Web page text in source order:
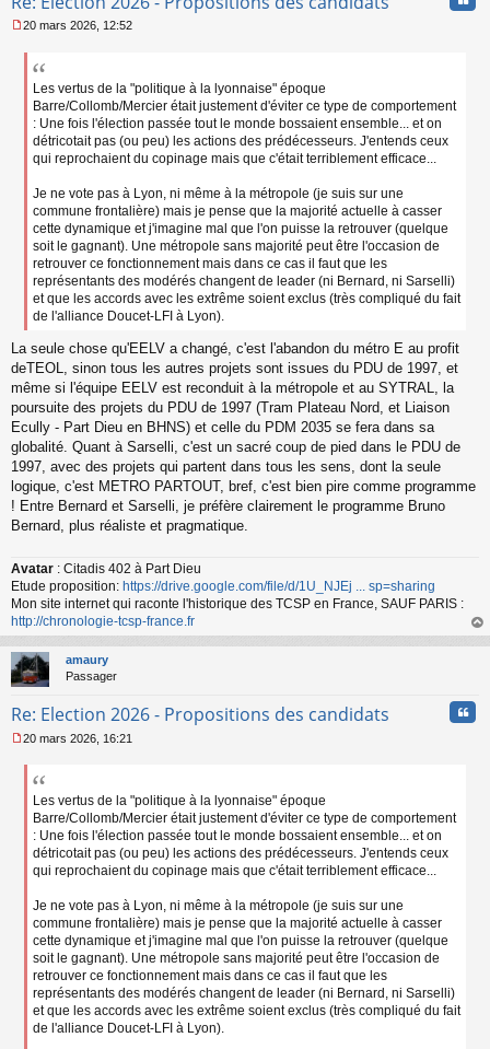
e
20 mars 2026, 12:52
Les vertus de la "politique à la lyonnaise" époque
Barre/Collomb/Mercier était justement d'éviter ce type de comportement
: Une fois l'élection passée tout le monde bossaient ensemble... et on
détricotait pas (ou peu) les actions des prédécesseurs. J'entends ceux
qui reprochaient du copinage mais que c'était terriblement efficace...
Je ne vote pas à Lyon, ni même à la métropole (je suis sur une
commune frontalière) mais je pense que la majorité actuelle à casser
cette dynamique et j'imagine mal que l'on puisse la retrouver (quelque
soit le gagnant). Une métropole sans majorité peut être l'occasion de
retrouver ce fonctionnement mais dans ce cas il faut que les
représentants des modérés changent de leader (ni Bernard, ni Sarselli)
et que les accords avec les extrême soient exclus (très compliqué du fait
de l'alliance Doucet-LFI à Lyon).
La seule chose qu'EELV a changé, c'est l'abandon du métro E au profit
deTEOL, sinon tous les autres projets sont issues du PDU de 1997, et
même si l'équipe EELV est reconduit à la métropole et au SYTRAL, la
poursuite des projets du PDU de 1997 (Tram Plateau Nord, et Liaison
Ecully - Part Dieu en BHNS) et celle du PDM 2035 se fera dans sa
globalité. Quant à Sarselli, c'est un sacré coup de pied dans le PDU de
1997, avec des projets qui partent dans tous les sens, dont la seule
logique, c'est METRO PARTOUT, bref, c'est bien pire comme programme
! Entre Bernard et Sarselli, je préfère clairement le programme Bruno
Bernard, plus réaliste et pragmatique.
Avatar : Citadis 402 à Part Dieu
Etude proposition: https://drive.google.com/file/d/1U_NJEj ... sp=sharing
Mon site internet qui raconte l'historique des TCSP en France, SAUF PARIS :
http://chronologie-tcsp-france.fr
au
amaury
Passager
Re: Election 2026 - Propositions des candidats
e
20 mars 2026, 16:21
Les vertus de la "politique à la lyonnaise" époque
Barre/Collomb/Mercier était justement d'éviter ce type de comportement
: Une fois l'élection passée tout le monde bossaient ensemble... et on
détricotait pas (ou peu) les actions des prédécesseurs. J'entends ceux
qui reprochaient du copinage mais que c'était terriblement efficace...
Je ne vote pas à Lyon, ni même à la métropole (je suis sur une
commune frontalière) mais je pense que la majorité actuelle à casser
cette dynamique et j'imagine mal que l'on puisse la retrouver (quelque
soit le gagnant). Une métropole sans majorité peut être l'occasion de
retrouver ce fonctionnement mais dans ce cas il faut que les
représentants des modérés changent de leader (ni Bernard, ni Sarselli)
et que les accords avec les extrême soient exclus (très compliqué du fait
de l'alliance Doucet-LFI à Lyon).